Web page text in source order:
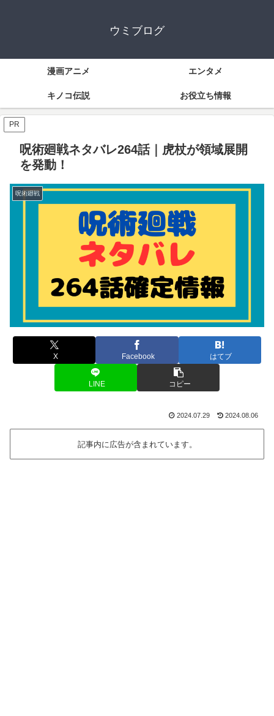
ウミブログ
漫画アニメ エンタメ
キノコ伝説 お役立ち情報
PR
呪術廻戦ネタバレ264話｜虎杖が領域展開
を発動！
呪術廻戦
X Facebook はてブ
LINE コピー
2024.07.29 2024.08.06
記事内に広告が含まれています。